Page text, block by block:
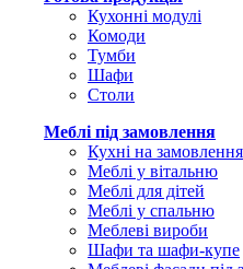
Кухонні модулі
Комоди
Тумби
Шафи
Столи
Меблі під замовлення
Кухні на замовлення
Меблі у вітальню
Меблі для дітей
Меблі у спальню
Меблеві вироби
Шафи та шафи-купе